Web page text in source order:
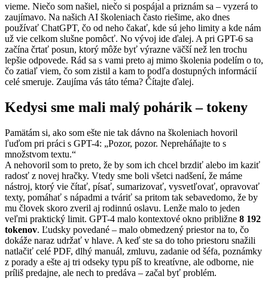
vieme. Niečo som našiel, niečo si pospájal a priznám sa – vyzerá to
zaujímavo. Na našich AI školeniach často riešime, ako dnes
používať ChatGPT, čo od neho čakať, kde sú jeho limity a kde nám
už vie celkom slušne pomôcť. No vývoj ide ďalej. A pri GPT-6 sa
začína črtať posun, ktorý môže byť výrazne väčší než len trochu
lepšie odpovede. Rád sa s vami preto aj mimo školenia podelím o to,
čo zatiaľ viem, čo som zistil a kam to podľa dostupných informácií
celé smeruje. Zaujíma vás táto téma? Čítajte ďalej.
Kedysi sme mali malý pohárik – tokeny
Pamätám si, ako som ešte nie tak dávno na školeniach hovoril
ľuďom pri práci s GPT-4: „Pozor, pozor. Nepreháňajte to s
množstvom textu.“
A nehovoril som to preto, že by som ich chcel brzdiť alebo im kaziť
radosť z novej hračky. Vtedy sme boli všetci nadšení, že máme
nástroj, ktorý vie čítať, písať, sumarizovať, vysvetľovať, opravovať
texty, pomáhať s nápadmi a tváriť sa pritom tak sebavedomo, že by
mu človek skoro zveril aj rodinnú oslavu. Lenže malo to jeden
veľmi praktický limit. GPT-4 malo kontextové okno približne 8 192
tokenov. Ľudsky povedané – malo obmedzený priestor na to, čo
dokáže naraz udržať v hlave. A keď ste sa do toho priestoru snažili
natlačiť celé PDF, dlhý manuál, zmluvu, zadanie od šéfa, poznámky
z porady a ešte aj tri odseky typu píš to kreatívne, ale odborne, nie
príliš predajne, ale nech to predáva – začal byť problém.